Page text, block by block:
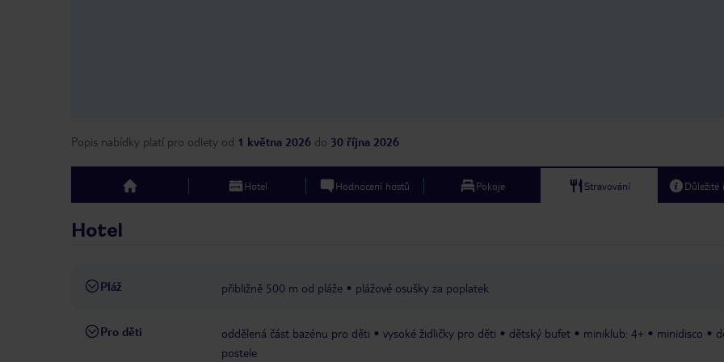
Popis nabídky platí pro odlety od 1 května 2026 do 30 října 2026
top Hotel Hodnocení hostů Pokoje Stravování Důležité
Hotel
Pláž přibližně 500 m od pláže plážové osušky za poplatek
Pro děti oddělená část bazénu pro děti vysoké židličky pro děti dětský bufet miniklub: 4+ minidisco
postele